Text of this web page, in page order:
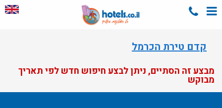
קדם טירת הכרמל
מבצע זה הסתיים, ניתן לבצע חיפוש חדש לפי תאריך
מבוקש